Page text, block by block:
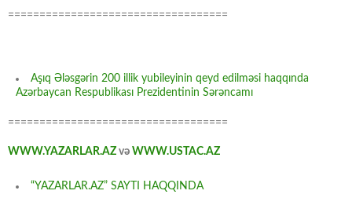
===================================
Aşıq Ələsgərin 200 illik yubileyinin qeyd edilməsi haqqında
Azərbaycan Respublikası Prezidentinin Sərəncamı
===================================
WWW.YAZARLAR.AZ və WWW.USTAC.AZ
“YAZARLAR.AZ” SAYTI HAQQINDA